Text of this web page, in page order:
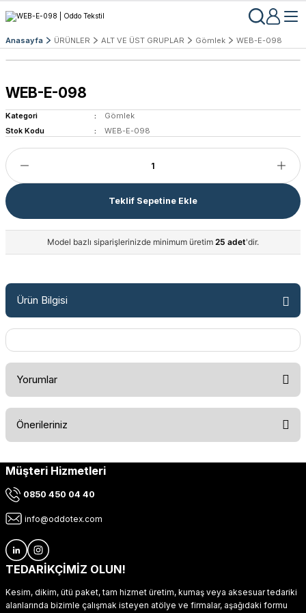
Anasayfa ÜRÜNLER ALT VE ÜST GRUPLAR Gömlek WEB-E-098
WEB-E-098
Kategori
Gömlek
Stok Kodu
WEB-E-098
Teklif Sepetine Ekle
Model bazlı siparişlerinizde minimum üretim 25 adet'dir.
Ürün Bilgisi
Yorumlar
Önerileriniz
Bu ürünün fiyat bilgisi, resim, ürün açıklamalarında ve diğer
kullanarak tarafımıza iletebilirsiniz.
Ürün resmi kalitesiz, bozuk veya görüntülenemiyor.
Ürün açıklamasında eksik bilgiler bulunuyor.
Ürün fiyatı diğer sitelerden daha pahalı.
Müşteri Hizmetleri
0850 450 04 40
info@oddotex.com
TEDARİKÇİMİZ OLUN!
Kesim, dikim, ütü paket, tam hizmet üretim, kumaş veya aksesuar tedariki
alanlarında bizimle çalışmak isteyen atölye ve firmalar, aşağıdaki formu